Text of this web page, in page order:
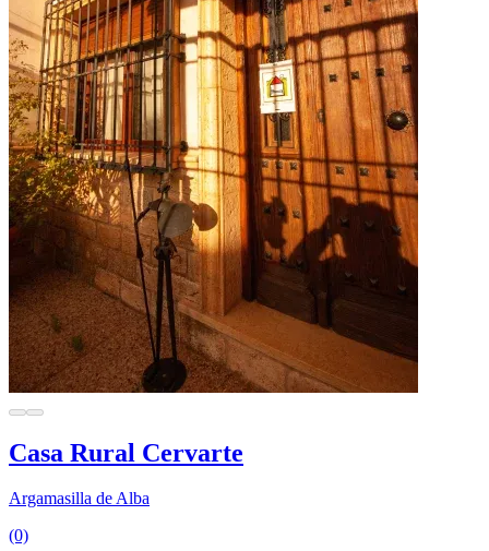
Casa Rural Cervarte
Argamasilla de Alba
(0)